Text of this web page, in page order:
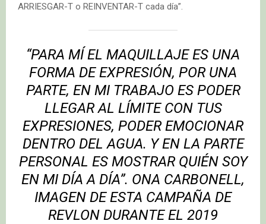
ARRIESGAR-T o REINVENTAR-T cada día”.
“PARA MÍ EL MAQUILLAJE ES UNA
FORMA DE EXPRESIÓN, POR UNA
PARTE, EN MI TRABAJO ES PODER
LLEGAR AL LÍMITE CON TUS
EXPRESIONES, PODER EMOCIONAR
DENTRO DEL AGUA. Y EN LA PARTE
PERSONAL ES MOSTRAR QUIÉN SOY
EN MI DÍA A DÍA”. ONA CARBONELL,
IMAGEN DE ESTA CAMPAÑA DE
REVLON DURANTE EL 2019